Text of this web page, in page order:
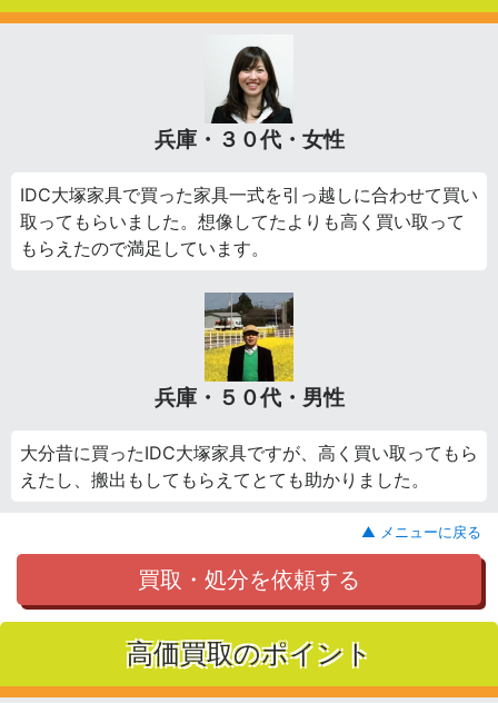
兵庫・３０代・女性
IDC大塚家具で買った家具一式を引っ越しに合わせて買い
取ってもらいました。想像してたよりも高く買い取って
もらえたので満足しています。
兵庫・５０代・男性
大分昔に買ったIDC大塚家具ですが、高く買い取ってもら
えたし、搬出もしてもらえてとても助かりました。
▲ メニューに戻る
買取・処分を依頼する
高価買取のポイント